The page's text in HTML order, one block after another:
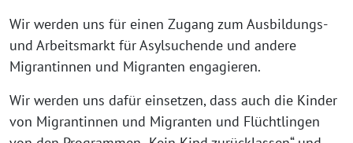
Wir werden uns für einen Zugang zum Ausbildungs-
und Arbeitsmarkt für Asylsuchende und andere
Migrantinnen und Migranten engagieren.
Wir werden uns dafür einsetzen, dass auch die Kinder
von Migrantinnen und Migranten und Flüchtlingen